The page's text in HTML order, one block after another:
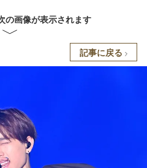
の画像が表示されます
記事に戻る